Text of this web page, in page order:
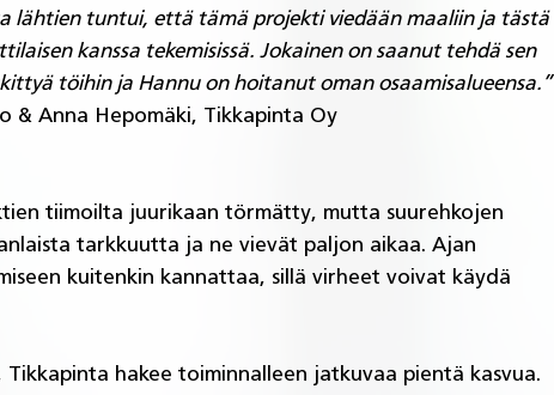
lähtien tuntui, että tämä projekti viedään maaliin ja tästä
kanssa tekemisissä. Jokainen on saanut tehdä sen
töihin ja Hannu on hoitanut oman osaamisalueensa.”
& Anna Hepomäki, Tikkapinta Oy
tiimoilta juurikaan törmätty, mutta suurehkojen
tarkkuutta ja ne vievät paljon aikaa. Ajan
kuitenkin kannattaa, sillä virheet voivat käydä
hakee toiminnalleen jatkuvaa pientä kasvua.